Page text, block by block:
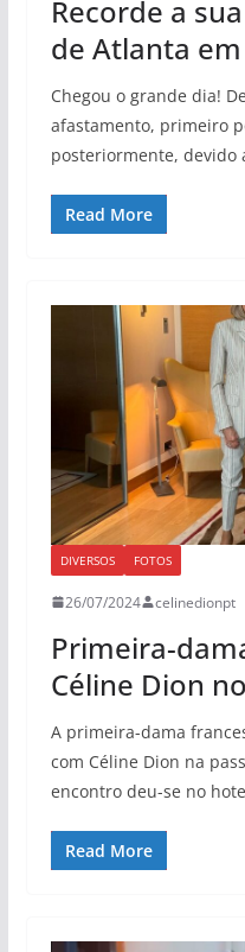
Recorde a
de Atlanta
Chegou o grande dia!
afastamento, primeiro
posteriormente, devido
Read More
DIVERSOS FOTOS
26/07/2024 celinedionpt
Primeira-
Céline Dion
A primeira-dama
com Céline Dion na
encontro deu-se no
Read More